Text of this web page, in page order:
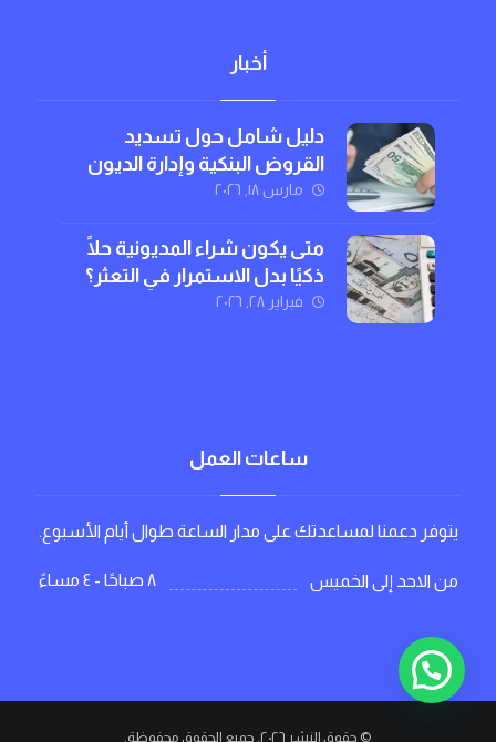
أخبار
دليل شامل حول تسديد
القروض البنكية وإدارة الديون
بذكاءمارس ١٨, ٢٠٢٦
متى يكون شراء المديونية حلًا
ذكيًا بدل الاستمرار في التعثر؟
فبراير ٢٨, ٢٠٢٦
ساعات العمل
يتوفر دعمنا لمساعدتك على مدار الساعة طوال أيام الأسبوع.
من الاحد إلى الخميس ٨ صباحًا - ٤ مساءً
© حقوق النشر ٢٠٢٦. جميع الحقوق محفوظة.